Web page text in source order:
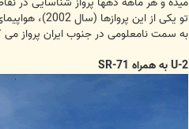
تو یکی از این پروازها (سال 2002)، هواپیمای U-2 پس از شناسایی مواضع طالبان، از طریق مشهد
به سمت نامعلومی در جنوب ایران پرواز
U-2 به همراه SR-71